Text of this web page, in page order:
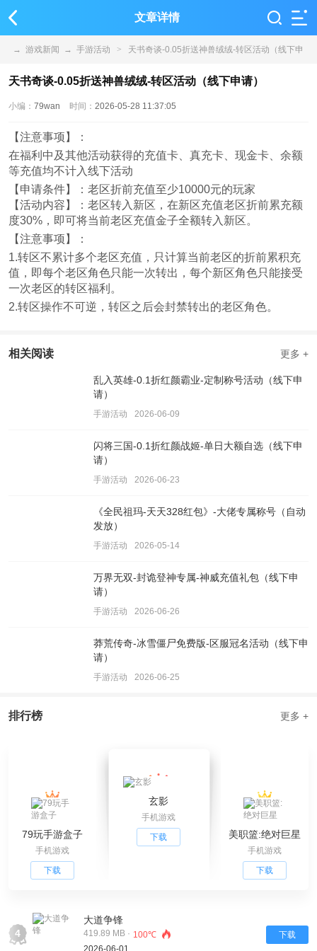
文章详情
→ 游戏新闻 → 手游活动 > 天书奇谈-0.05折送神兽绒绒-转区活动（线下申
请）
天书奇谈-0.05折送神兽绒绒-转区活动（线下申请）
小编： 79wan 时间： 2026-05-28 11:37:05
【注意事项】：
在福利中及其他活动获得的充值卡、真充卡、现金卡、余额
等充值均不计入线下活动
【申请条件】：老区折前充值至少10000元的玩家
【活动内容】：老区转入新区，在新区充值老区折前累充额
度30%，即可将当前老区充值金子全额转入新区。
【注意事项】：
1.转区不累计多个老区充值，只计算当前老区的折前累积充
值，即每个老区角色只能一次转出，每个新区角色只能接受
一次老区的转区福利。
2.转区操作不可逆，转区之后会封禁转出的老区角色。
相关阅读 更多 +
乱入英雄-0.1折红颜霸业-定制称号活动（线下申
请）
手游活动 2026-06-09
闪将三国-0.1折红颜战姬-单日大额自选（线下申
请）
手游活动 2026-06-23
《全民祖玛-天天328红包》-大佬专属称号（自动
发放）
手游活动 2026-05-14
万界无双-封诡登神专属-神威充值礼包（线下申
请）
手游活动 2026-06-26
莽荒传奇-冰雪僵尸免费版-区服冠名活动（线下申
请）
手游活动 2026-06-25
排行榜 更多 +
79玩手游盒子
手机游戏
下载
玄影
手机游戏
下载
美职篮:绝对巨星
手机游戏
下载
4
大道争锋
419.89 MB · 100℃
2026-06-01
下载